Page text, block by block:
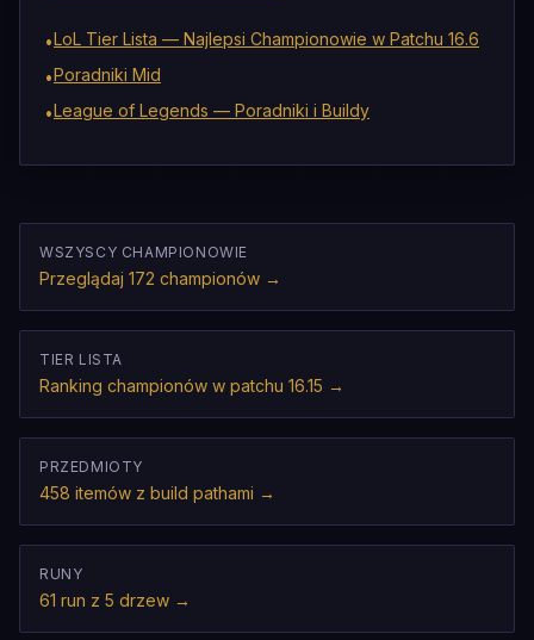
•LoL Tier Lista — Najlepsi Championowie w Patchu 16.6
•Poradniki Mid
•League of Legends — Poradniki i Buildy
WSZYSCY CHAMPIONOWIE
Przeglądaj 172 championów →
TIER LISTA
Ranking championów w patchu 16.15 →
PRZEDMIOTY
458 itemów z build pathami →
RUNY
61 run z 5 drzew →